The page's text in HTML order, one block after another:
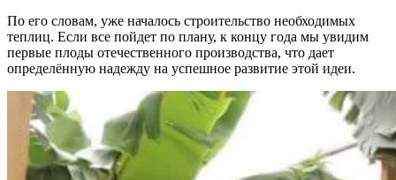
По его словам, уже началось строительство необходимых
теплиц. Если все пойдет по плану, к концу года мы увидим
первые плоды отечественного производства, что дает
определённую надежду на успешное развитие этой идеи.